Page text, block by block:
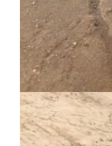
اترك رسالة